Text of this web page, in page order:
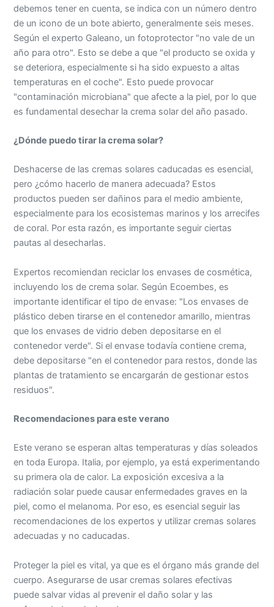
debemos tener en cuenta, se indica con un número dentro
de un icono de un bote abierto, generalmente seis meses.
Según el experto Galeano, un fotoprotector "no vale de un
año para otro". Esto se debe a que "el producto se oxida y
se deteriora, especialmente si ha sido expuesto a altas
temperaturas en el coche". Esto puede provocar
"contaminación microbiana" que afecte a la piel, por lo que
es fundamental desechar la crema solar del año pasado.
¿Dónde puedo tirar la crema solar?
Deshacerse de las cremas solares caducadas es esencial,
pero ¿cómo hacerlo de manera adecuada? Estos
productos pueden ser dañinos para el medio ambiente,
especialmente para los ecosistemas marinos y los arrecifes
de coral. Por esta razón, es importante seguir ciertas
pautas al desecharlas.
Expertos recomiendan reciclar los envases de cosmética,
incluyendo los de crema solar. Según Ecoembes, es
importante identificar el tipo de envase: "Los envases de
plástico deben tirarse en el contenedor amarillo, mientras
que los envases de vidrio deben depositarse en el
contenedor verde". Si el envase todavía contiene crema,
debe depositarse "en el contenedor para restos, donde las
plantas de tratamiento se encargarán de gestionar estos
residuos".
Recomendaciones para este verano
Este verano se esperan altas temperaturas y días soleados
en toda Europa. Italia, por ejemplo, ya está experimentando
su primera ola de calor. La exposición excesiva a la
radiación solar puede causar enfermedades graves en la
piel, como el melanoma. Por eso, es esencial seguir las
recomendaciones de los expertos y utilizar cremas solares
adecuadas y no caducadas.
Proteger la piel es vital, ya que es el órgano más grande del
cuerpo. Asegurarse de usar cremas solares efectivas
puede salvar vidas al prevenir el daño solar y las